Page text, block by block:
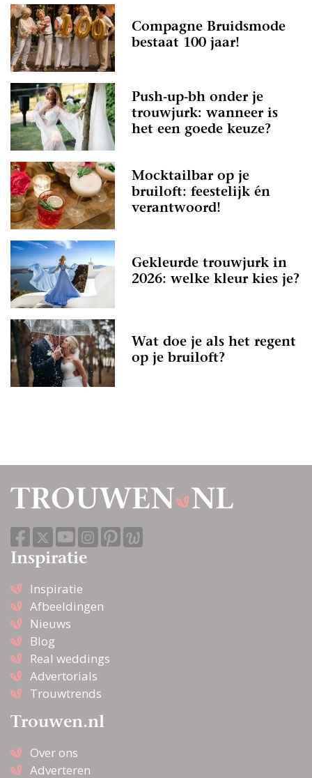
Compagne Bruidsmode
bestaat 100 jaar!
Push-up-bh onder je
trouwjurk: wanneer is
het een goede keuze?
Mocktailbar op je
bruiloft: feestelijk én
verantwoord!
Gekleurde trouwjurk in
2026: welke kleur kies je?
Wat doe je als het regent
op je bruiloft?
Inspiratie
Inspiratie
Afbeeldingen
Nieuws
Blog
Real weddings
Advertorials
Trouwtrends
Trouwen.nl
Over ons
Adverteren